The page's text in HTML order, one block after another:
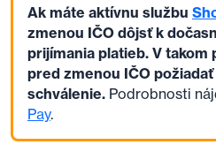
Ak máte aktívnu službu
zmenou IČO dôjsť k
prijímania platieb. V takom
pred zmenou IČO
schválenie. Podrobnosti
Pay.